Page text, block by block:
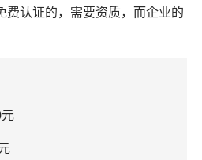
费认证的，需要资质，而企业的